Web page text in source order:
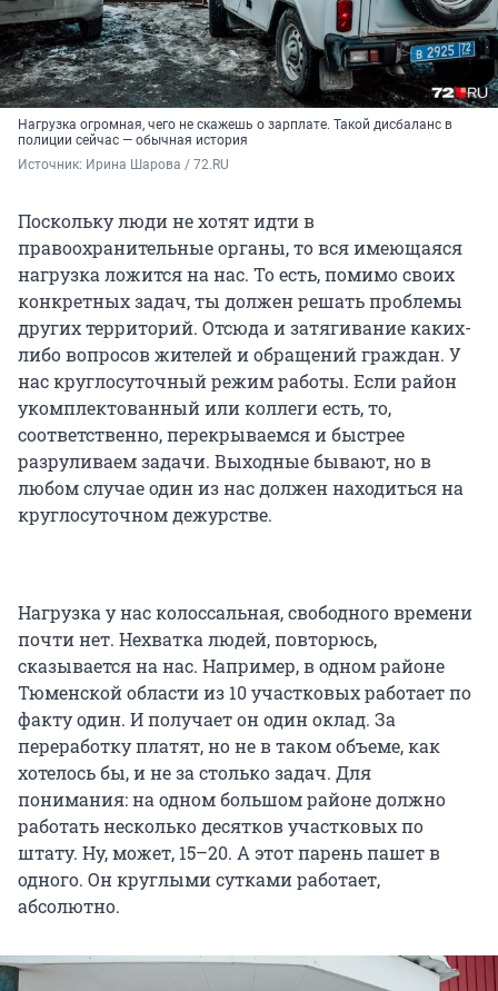
Нагрузка огромная, чего не скажешь о зарплате. Такой дисбаланс в
полиции сейчас — обычная история
Источник: Ирина Шарова / 72.RU
Поскольку люди не хотят идти в
правоохранительные органы, то вся имеющаяся
нагрузка ложится на нас. То есть, помимо своих
конкретных задач, ты должен решать проблемы
других территорий. Отсюда и затягивание каких-
либо вопросов жителей и обращений граждан. У
нас круглосуточный режим работы. Если район
укомплектованный или коллеги есть, то,
соответственно, перекрываемся и быстрее
разруливаем задачи. Выходные бывают, но в
любом случае один из нас должен находиться на
круглосуточном дежурстве.
Нагрузка у нас колоссальная, свободного времени
почти нет. Нехватка людей, повторюсь,
сказывается на нас. Например, в одном районе
Тюменской области из 10 участковых работает по
факту один. И получает он один оклад. За
переработку платят, но не в таком объеме, как
хотелось бы, и не за столько задач. Для
понимания: на одном большом районе должно
работать несколько десятков участковых по
штату. Ну, может, 15–20. А этот парень пашет в
одного. Он круглыми сутками работает,
абсолютно.